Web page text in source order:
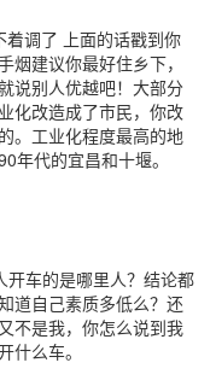
调了 上面的话戳到你
烟建议你最好住乡下，
说别人优越吧！大部分
化改造成了市民，你改
。工业化程度最高的地
年代的宜昌和十堰。
开车的是哪里人？结论都
道自己素质多低么？还
不是我，你怎么说到我
什么车。